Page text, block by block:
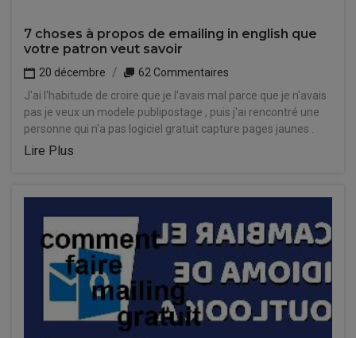
7 choses à propos de emailing in english que
votre patron veut savoir
20 décembre
62 Commentaires
J'ai l'habitude de croire que je l'avais mal parce que je n'avais
pas je veux un modele publipostage , puis j'ai rencontré une
personne qui n'a pas logiciel gratuit capture pages jaunes .
Lire Plus